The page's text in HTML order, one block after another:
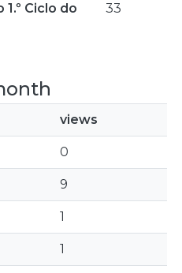
Ciclo do
33
views
0
9
1
1